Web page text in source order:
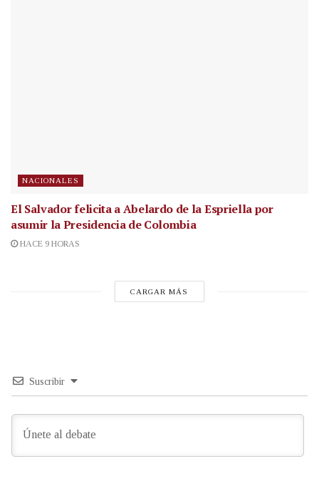
NACIONALES
El Salvador felicita a Abelardo de la Espriella por
asumir la Presidencia de Colombia
HACE 9 HORAS
CARGAR MÁS
Suscribir